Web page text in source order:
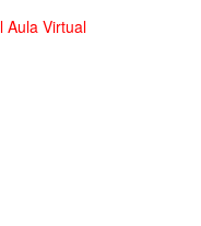
Aula Virtual